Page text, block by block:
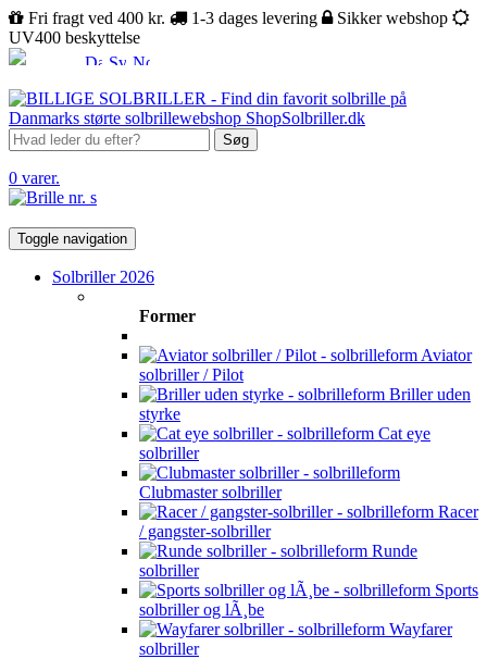
Fri fragt ved 400 kr. 1-3 dages levering
Sikker webshop
UV400 beskyttelse
Søg
0 varer.
Toggle navigation
Solbriller 2026
Former
Aviator
solbriller / Pilot
Briller uden
styrke
Cat eye
solbriller
Clubmaster solbriller
Racer
/ gangster-solbriller
Runde
solbriller
Sports
solbriller og lÃ¸be
Wayfarer
solbriller